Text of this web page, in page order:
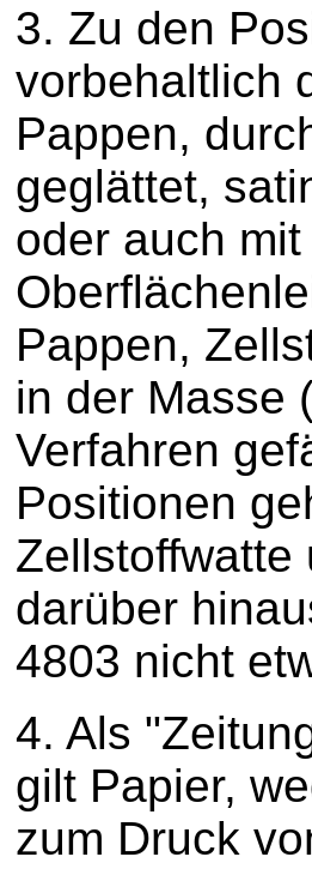
3. Zu den
vorbehaltlich
Pappen,
geglättet,
oder auch
Pappen,
in der Masse
Verfahren
Positionen
Zellstoffwatte
darüber
4803 nicht
4. Als
gilt Papier,
zum Druck